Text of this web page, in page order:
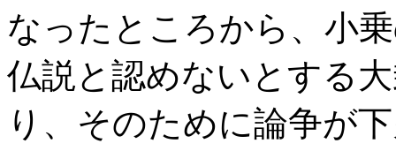
なったところから、小
仏説と認めないとする
り、そのために論争が